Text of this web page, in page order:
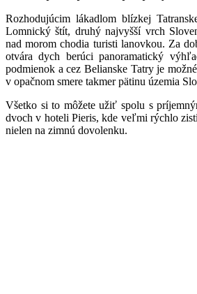
Rozhodujúcim lákadlom blízkej
Lomnický štít, druhý najvyšší vrch
nad morom chodia turisti lanovkou. Za
otvára dych berúci panoramatický
podmienok a cez Belianske Tatry je
v opačnom smere takmer pätinu územia
Všetko si to môžete užiť spolu s
dvoch v hoteli Pieris, kde veľmi rýchlo
nielen na zimnú dovolenku.